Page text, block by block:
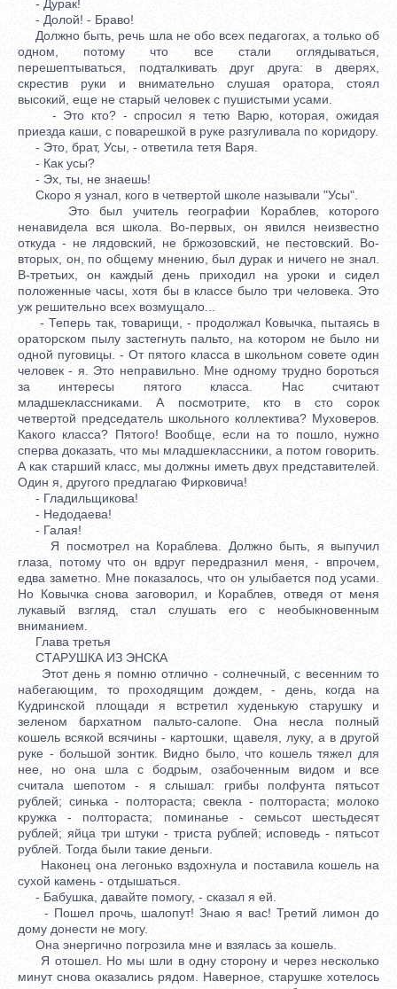
- Дурак!
- Долой! - Браво!
Должно быть, речь шла не обо всех педагогах, а только об
одном, потому что все стали оглядываться,
перешептываться, подталкивать друг друга: в дверях,
скрестив руки и внимательно слушая оратора, стоял
высокий, еще не старый человек с пушистыми усами.
- Это кто? - спросил я тетю Варю, которая, ожидая
приезда каши, с поварешкой в руке разгуливала по коридору.
- Это, брат, Усы, - ответила тетя Варя.
- Как усы?
- Эх, ты, не знаешь!
Скоро я узнал, кого в четвертой школе называли "Усы".
Это был учитель географии Кораблев, которого
ненавидела вся школа. Во-первых, он явился неизвестно
откуда - не лядовский, не бржозовский, не пестовский. Во-
вторых, он, по общему мнению, был дурак и ничего не знал.
В-третьих, он каждый день приходил на уроки и сидел
положенные часы, хотя бы в классе было три человека. Это
уж решительно всех возмущало...
- Теперь так, товарищи, - продолжал Ковычка, пытаясь в
ораторском пылу застегнуть пальто, на котором не было ни
одной пуговицы. - От пятого класса в школьном совете один
человек - я. Это неправильно. Мне одному трудно бороться
за интересы пятого класса. Нас считают
младшеклассниками. А посмотрите, кто в сто сорок
четвертой председатель школьного коллектива? Муховеров.
Какого класса? Пятого! Вообще, если на то пошло, нужно
сперва доказать, что мы младшеклассники, а потом говорить.
А как старший класс, мы должны иметь двух представителей.
Один я, другого предлагаю Фирковича!
- Гладильщикова!
- Недодаева!
- Галая!
Я посмотрел на Кораблева. Должно быть, я выпучил
глаза, потому что он вдруг передразнил меня, - впрочем,
едва заметно. Мне показалось, что он улыбается под усами.
Но Ковычка снова заговорил, и Кораблев, отведя от меня
лукавый взгляд, стал слушать его с необыкновенным
вниманием.
Глава третья
СТАРУШКА ИЗ ЭНСКА
Этот день я помню отлично - солнечный, с весенним то
набегающим, то проходящим дождем, - день, когда на
Кудринской площади я встретил худенькую старушку и
зеленом бархатном пальто-салопе. Она несла полный
кошель всякой всячины - картошки, щавеля, луку, а в другой
руке - большой зонтик. Видно было, что кошель тяжел для
нее, но она шла с бодрым, озабоченным видом и все
считала шепотом - я слышал: грибы полфунта пятьсот
рублей; синька - полтораста; свекла - полтораста; молоко
кружка - полтораста; поминанье - семьсот шестьдесят
рублей; яйца три штуки - триста рублей; исповедь - пятьсот
рублей. Тогда были такие деньги.
Наконец она легонько вздохнула и поставила кошель на
сухой камень - отдышаться.
- Бабушка, давайте помогу, - сказал я ей.
- Пошел прочь, шалопут! Знаю я вас! Третий лимон до
дому донести не могу.
Она энергично погрозила мне и взялась за кошель.
Я отошел. Но мы шли в одну сторону и через несколько
минут снова оказались рядом. Наверное, старушке хотелось